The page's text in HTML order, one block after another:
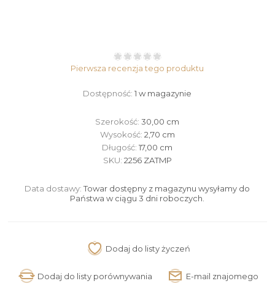
Pierwsza recenzja tego produktu
Dostępność: 1 w magazynie
Szerokość:30,00 cm
Wysokość: 2,70 cm
Długość:17,00 cm
SKU: 2256 ZATMP
Data dostawy: Towar dostępny z magazynu wysyłamy do
Państwa w ciągu 3 dni roboczych.